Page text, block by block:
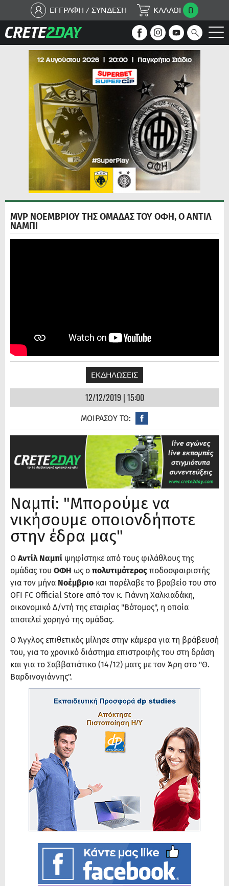
ΕΓΓΡΑΦΗ / ΣΥΝΔΕΣΗ ΚΑΛΑΘΙ 0
MVP ΝΟΕΜΒΡΙΟΥ ΤΗΣ ΟΜΑΔΑΣ ΤΟΥ ΟΦΗ, Ο ΑΝΤΙΛ
ΝΑΜΠΙ
ΕΚΔΗΛΩΣΕΙΣ
12/12/2019 | 15:00
ΜΟΙΡΑΣΟΥ ΤΟ:
Ναμπί: "Μπορούμε να
νικήσουμε οποιονδήποτε
στην έδρα μας"
Ο Αντίλ Ναμπί ψηφίστηκε από τους φιλάθλους της
ομάδας του ΟΦΗ ως ο πολυτιμότερος ποδοσφαιριστής
για τον μήνα Νοέμβριο και παρέλαβε το βραβείο του στο
OFI FC Official Store από τον κ. Γιάννη Χαλκιαδάκη,
οικονομικό Δ/ντή της εταιρίας "Βότομος", η οποία
αποτελεί χορηγό της ομάδας.
Ο Άγγλος επιθετικός μίλησε στην κάμερα για τη βράβευσή
του, για το χρονικό διάστημα επιστροφής του στη δράση
και για το Σαββατιάτικο (14/12) ματς με τον Άρη στο "Θ.
Βαρδινογιάννης".